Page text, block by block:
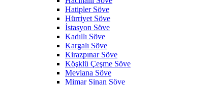
Hatipler Söve
Hürriyet Söve
İstasyon Söve
Kadıllı Söve
Kargalı Söve
Kirazpınar Söve
Köşklü Çeşme Söve
Mevlana Söve
Mimar Sinan Söve